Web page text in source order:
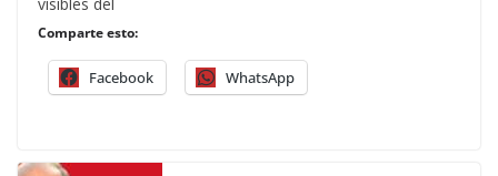
visibles del
Comparte esto:
Facebook WhatsApp